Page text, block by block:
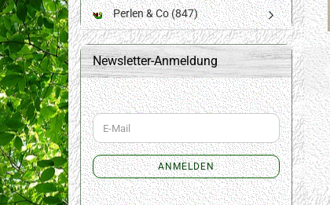
Perlen & Co (847)
Newsletter-Anmeldung
WEITER
ZUR
NEWSLETTER-
ANMELDUNG
E-
Mail
ANMELDEN